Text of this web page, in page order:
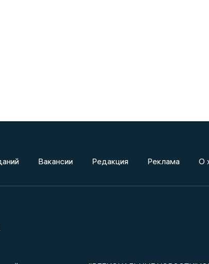
Вакансии Редакция Реклама О